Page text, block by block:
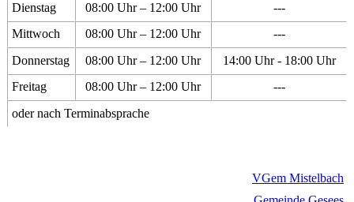
Dienstag
08:00 Uhr – 12:00 Uhr
---
Mittwoch
08:00 Uhr – 12:00 Uhr
---
Donnerstag
08:00 Uhr – 12:00 Uhr
14:00 Uhr - 18:00 Uhr
Freitag
08:00 Uhr – 12:00 Uhr
---
oder nach Terminabsprache
VGem Mistelbach